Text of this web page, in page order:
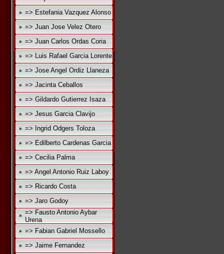
=> Estefania Vazquez Alonso
=> Juan Jose Velez Otero
=> Juan Carlos Ordas Coria
=> Luis Rafael Garcia Lorente
=> Jose Angel Ordiz Llaneza
=> Jacinta Ceballos
=> Gildardo Gutierrez Isaza
=> Jesus Garcia Clavijo
=> Ingrid Odgers Toloza
=> Edilberto Cardenas Garcia
=> Cecilia Palma
=> Angel Antonio Ruiz Laboy
=> Ricardo Costa
=> Jaro Godoy
=> Fausto Antonio Aybar
Urena
=> Fabian Gabriel Mossello
=> Jaime Fernandez